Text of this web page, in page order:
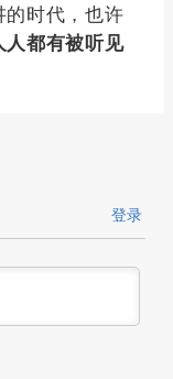
的时代，也许
人都有被听见
登录